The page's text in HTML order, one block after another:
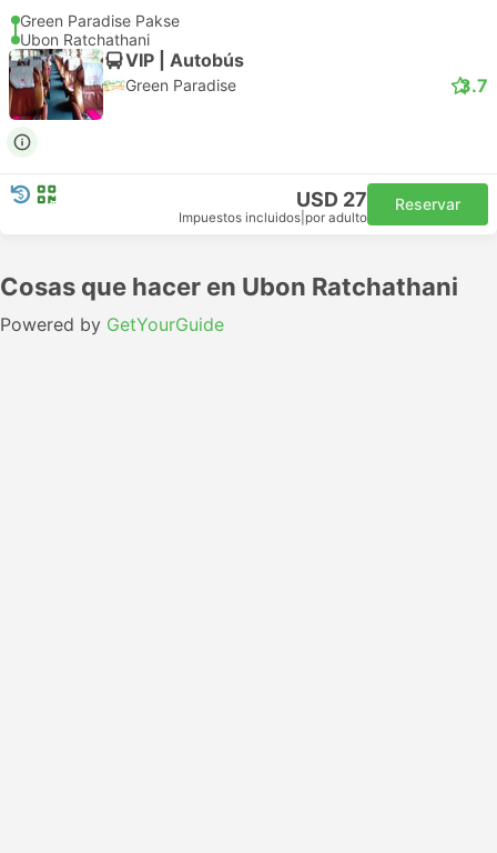
Green Paradise Pakse
Ubon Ratchathani
VIP | Autobús
Green Paradise 3.7
USD 27
Impuestos incluidos por adulto
Reservar
Cosas que hacer en Ubon Ratchathani
Powered by GetYourGuide